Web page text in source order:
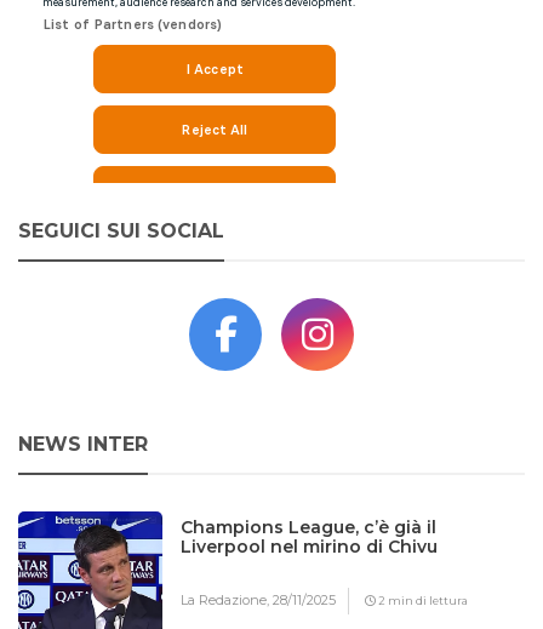
SEGUICI SUI SOCIAL
NEWS INTER
Champions League, c’è già il
Liverpool nel mirino di Chivu
La Redazione,28/11/2025 2 min di lettura